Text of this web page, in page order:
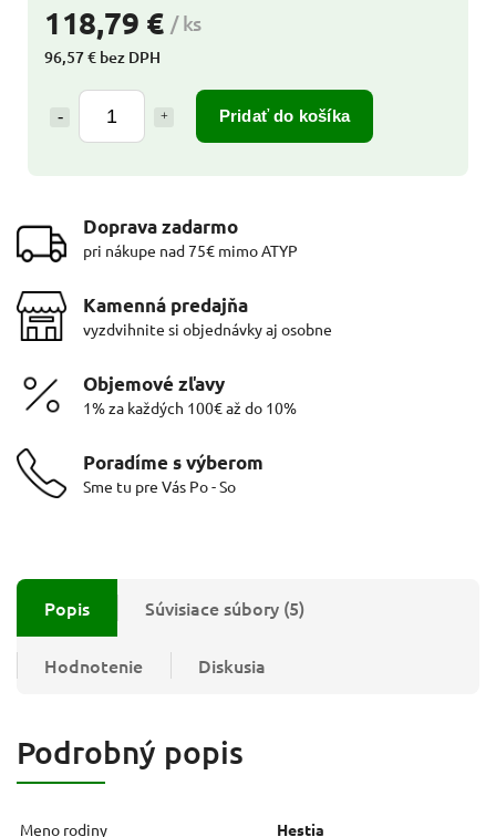
118,79 €/ ks
96,57 € bez DPH
Pridať do košíka
Doprava zadarmo
pri nákupe nad 75€ mimo ATYP
Kamenná predajňa
vyzdvihnite si objednávky aj osobne
Objemové zľavy
1% za každých 100€ až do 10%
Poradíme s výberom
Sme tu pre Vás Po - So
Popis Súvisiace súbory (5)
Hodnotenie Diskusia
Podrobný popis
Meno rodiny
Hestia